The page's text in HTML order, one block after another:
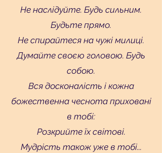
Не наслідуйте. Будь сильним.
Будьте прямо.
Не спирайтеся на чужі милиці.
Думайте своєю головою. Будь
собою.
Вся досконалість і кожна
божественна чеснота приховані
в тобі:
Розкрийте їх світові.
Мудрість також уже в тобі...